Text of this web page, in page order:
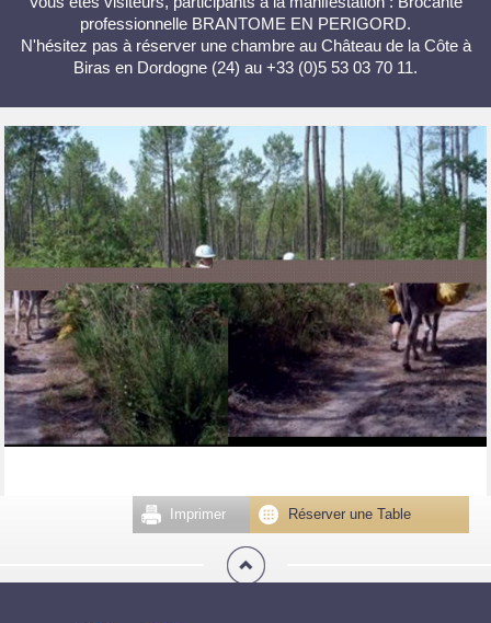
professionnelle BRANTOME EN PERIGORD.
N'hésitez pas à réserver une chambre au Château de la Côte à
Biras en Dordogne (24) au +33 (0)5 53 03 70 11.
Réserver une Table
Imprimer